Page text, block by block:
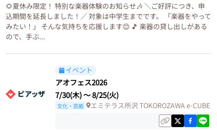
🌻夏休み限定！ 特別な楽器体験のお知らせ🎶 ＼ご好評につき、申
込期間を延長しました！／ 対象は中学生までです。 「楽器をやって
みたい！」 そんな気持ちを応援します😊 🎵 楽器の貸し出しがある
ので、手ぶ...
イベント
アオフェス2026
7/30(木)〜8/25(火)
文化・芸能 エミテラス所沢 TOKOROZAWA e-CUBE